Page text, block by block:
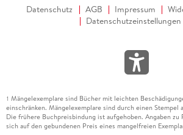
Datenschutz AGB Impressum
Datenschutzeinstellungen
1 Mängelexemplare sind Bücher mit leichten
einschränken. Mängelexemplare sind durch einen Stempel
Die frühere Buchpreisbindung ist aufgehoben. Angaben zu
sich auf den gebundenen Preis eines mangelfreien